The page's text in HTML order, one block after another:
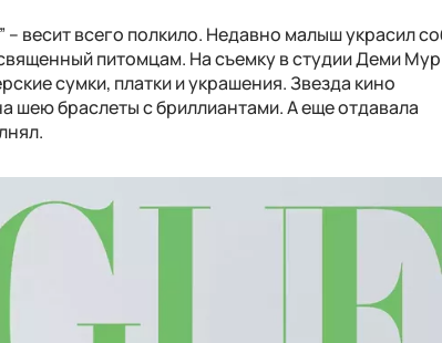
– весит всего полкило. Недавно малыш украсил
питомцам. На съемку в студии Деми Мур
сумки, платки и украшения. Звезда кино
шею браслеты с бриллиантами. А еще отдавала